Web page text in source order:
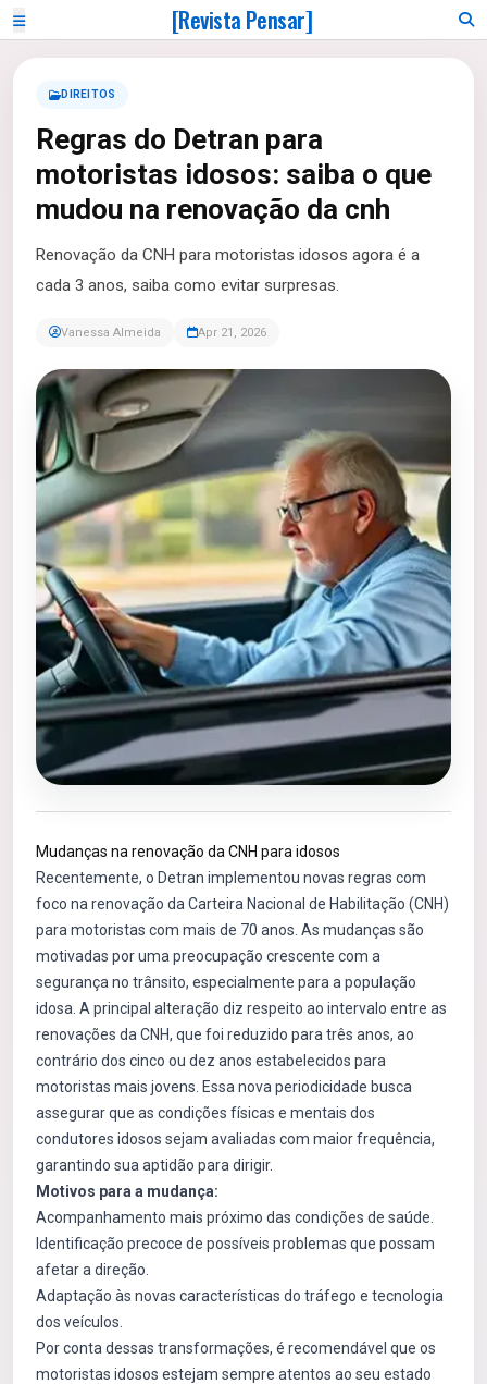
[Revista Pensar]
DIREITOS
Regras do Detran para
motoristas idosos: saiba o que
mudou na renovação da cnh
Renovação da CNH para motoristas idosos agora é a
cada 3 anos, saiba como evitar surpresas.
Vanessa Almeida Apr 21, 2026
Mudanças na renovação da CNH para idosos
Recentemente, o Detran implementou novas regras com
foco na renovação da Carteira Nacional de Habilitação (CNH)
para motoristas com mais de 70 anos. As mudanças são
motivadas por uma preocupação crescente com a
segurança no trânsito, especialmente para a população
idosa. A principal alteração diz respeito ao intervalo entre as
renovações da CNH, que foi reduzido para três anos, ao
contrário dos cinco ou dez anos estabelecidos para
motoristas mais jovens. Essa nova periodicidade busca
assegurar que as condições físicas e mentais dos
condutores idosos sejam avaliadas com maior frequência,
garantindo sua aptidão para dirigir.
Motivos para a mudança:
Acompanhamento mais próximo das condições de saúde.
Identificação precoce de possíveis problemas que possam
afetar a direção.
Adaptação às novas características do tráfego e tecnologia
dos veículos.
Por conta dessas transformações, é recomendável que os
motoristas idosos estejam sempre atentos ao seu estado